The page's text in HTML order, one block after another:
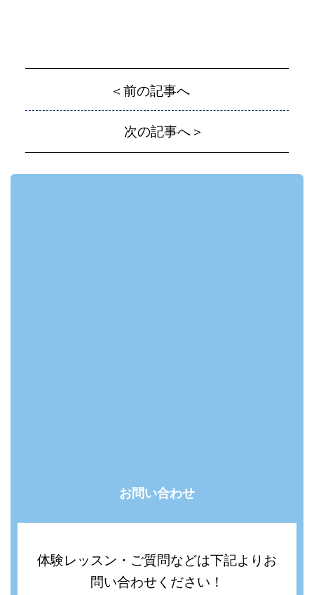
＜前の記事へ
次の記事へ＞
お問い合わせ
体験レッスン・ご質問などは下記よりお
問い合わせください！